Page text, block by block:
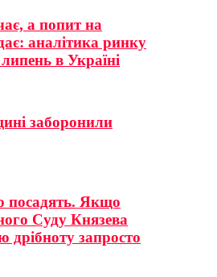
а попит на
аналітика ринку
в Україні
заборонили
посадять. Якщо
Суду Князева
дрібноту запросто